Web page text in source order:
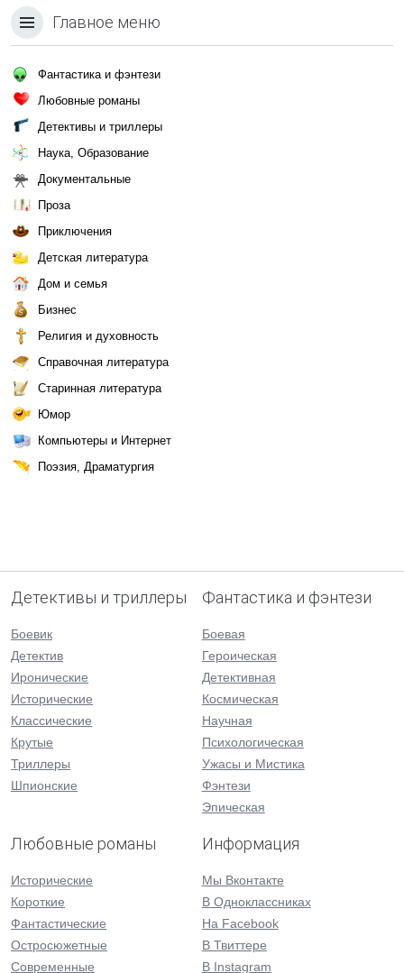
Главное меню
Фантастика и фэнтези
Любовные романы
Детективы и триллеры
Наука, Образование
Документальные
Проза
Приключения
Детская литература
Дом и семья
Бизнес
Религия и духовность
Справочная литература
Старинная литература
Юмор
Компьютеры и Интернет
Поэзия, Драматургия
Детективы и триллеры
Боевик
Детектив
Иронические
Исторические
Классические
Крутые
Триллеры
Шпионские
Фантастика и фэнтези
Боевая
Героическая
Детективная
Космическая
Научная
Психологическая
Ужасы и Мистика
Фэнтези
Эпическая
Любовные романы
Исторические
Короткие
Фантастические
Остросюжетные
Современные
Информация
Мы Вконтакте
В Одноклассниках
На Facebook
В Твиттере
В Instagram